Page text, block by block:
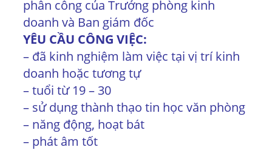
phân công của Trưởng phòng kinh
doanh và Ban giám đốc
YÊU CẦU CÔNG VIỆC:
– đã kinh nghiệm làm việc tại vị trí kinh
doanh hoặc tương tự
– tuổi từ 19 – 30
– sử dụng thành thạo tin học văn phòng
– năng động, hoạt bát
– phát âm tốt